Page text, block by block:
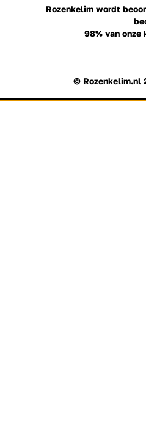
Rozenkelim wordt
98%van onze
© Rozenkelim.nl